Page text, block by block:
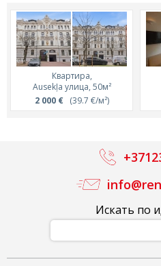
Квартира,
Ausekļa улица, 50м²
2 000 €(39.7 €/м²)
Искать по